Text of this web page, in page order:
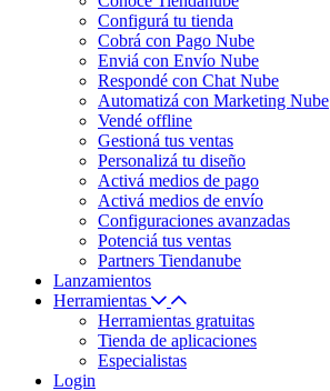
Configurá tu tienda
Cobrá con Pago Nube
Enviá con Envío Nube
Respondé con Chat Nube
Automatizá con Marketing Nube
Vendé offline
Gestioná tus ventas
Personalizá tu diseño
Activá medios de pago
Activá medios de envío
Configuraciones avanzadas
Potenciá tus ventas
Partners Tiendanube
Lanzamientos
Herramientas
Herramientas gratuitas
Tienda de aplicaciones
Especialistas
Login